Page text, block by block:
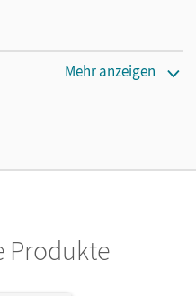
E-Book arbeiten.
Mehr anzeigen
Produkte